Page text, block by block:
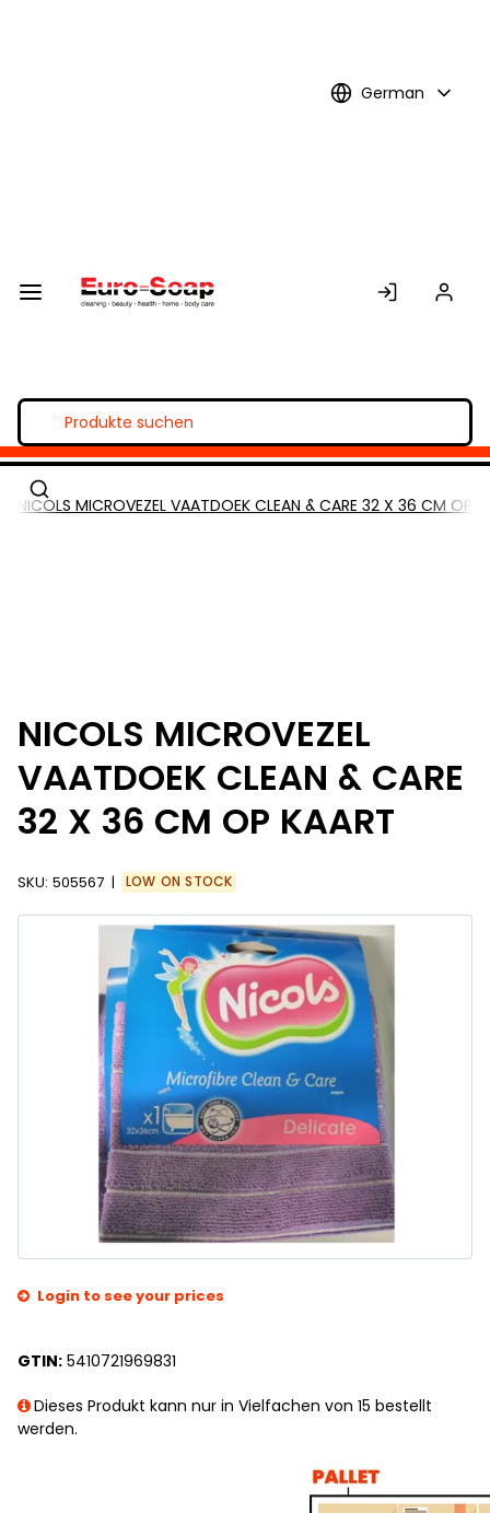
German
NICOLS MICROVEZEL VAATDOEK CLEAN & CARE 32 X 36 CM OP
NICOLS MICROVEZEL
VAATDOEK CLEAN & CARE
32 X 36 CM OP KAART
SKU: 505567 LOW ON STOCK
Login to see your prices
GTIN: 5410721969831
Dieses Produkt kann nur in Vielfachen von 15 bestellt
werden.